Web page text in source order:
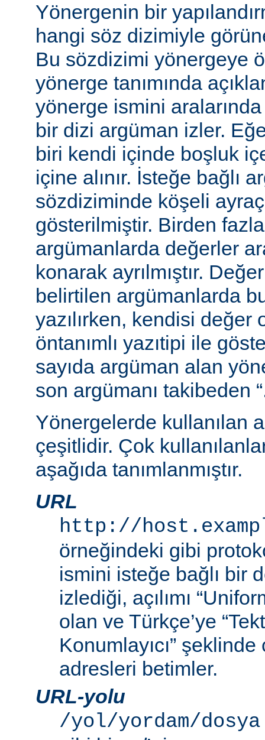
Yönergenin bir
hangi söz dizimiyle
Bu sözdizimi yönergeye
yönerge tanımında
yönerge ismini aralarında
bir dizi argüman izler.
biri kendi içinde boşluk
içine alınır. İsteğe bağlı
sözdiziminde köşeli
gösterilmiştir. Birden
argümanlarda değerler
konarak ayrılmıştır.
belirtilen argümanlarda
yazılırken, kendisi değer
öntanımlı yazıtipi ile
sayıda argüman alan
son argümanı takibeden
Yönergelerde kullanılan
çeşitlidir. Çok
aşağıda tanımlanmıştır.
URL
http://
örneğindeki gibi
ismini isteğe bağlı bir
izlediği, açılımı
olan ve Türkçe’ye
Konumlayıcı”
adresleri betimler.
URL-yolu
/yol/yordam/